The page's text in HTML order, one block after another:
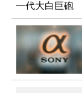
一代大白巨砲